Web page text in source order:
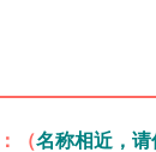
（名称相近，